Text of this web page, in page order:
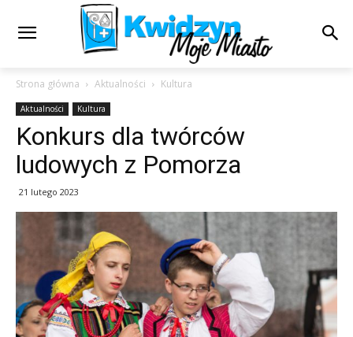
Strona główna Aktualności Kultura
Aktualności Kultura
Konkurs dla twórców
ludowych z Pomorza
21 lutego 2023